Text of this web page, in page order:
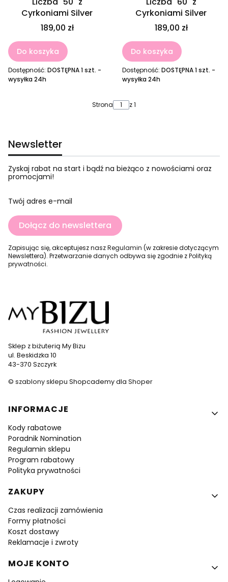
Cyrkoniami Silver
189,00 zł
Do koszyka
Dostępność: DOSTĘPNA 1 szt. -
wysyłka 24h
Cyrkoniami Silver
189,00 zł
Do koszyka
Dostępność: DOSTĘPNA 1 szt. -
wysyłka 24h
Strona z 1
Newsletter
Zyskaj rabat na start i bądź na bieżąco z nowościami oraz
promocjami!
Twój adres e-mail
Dołącz do newslettera
Zapisując się, akceptujesz naszRegulamin (w zakresie dotyczącym
Newslettera). Przetwarzanie danych odbywa się zgodnie zPolityką
prywatności.
Sklep z biżuterią My Bizu
ul. Beskidzka 10
43-370 Szczyrk
© szablony sklepu Shopcademy dla Shoper
Linki w stopce
INFORMACJE
Kody rabatowe
Poradnik Nomination
Regulamin sklepu
Program rabatowy
Polityka prywatności
ZAKUPY
Czas realizacji zamówienia
Formy płatności
Koszt dostawy
Reklamacje i zwroty
MOJE KONTO